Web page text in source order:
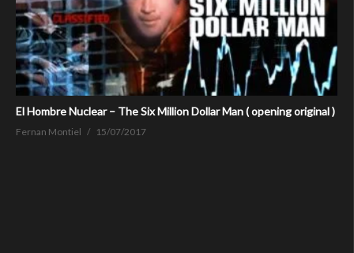
El Hombre Nuclear – The Six Million Dollar Man ( opening original )
Fernan Montiel 15/07/2017